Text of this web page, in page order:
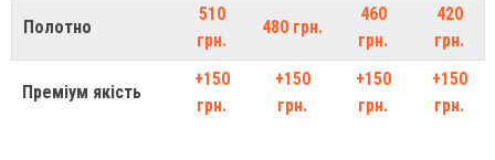
Полотно
510
грн.
480 грн.
460
грн.
420
грн.
Преміум якість
+150
грн.
+150
грн.
+150
грн.
+150
грн.